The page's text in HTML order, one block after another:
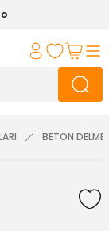
BETON DELME